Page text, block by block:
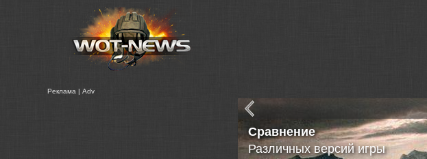
Реклама | Adv
Новая
Статистика клана